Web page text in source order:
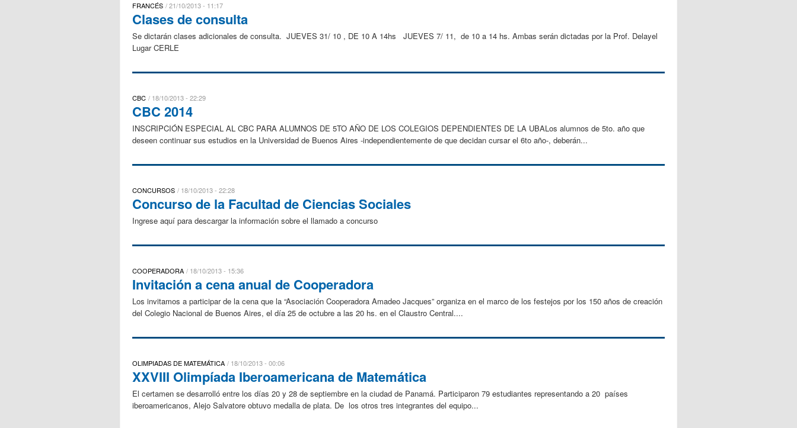
FRANCÉS 21/10/2013 - 11:17
Clases de consulta
Se dictarán clases adicionales de consulta. JUEVES 31/ 10 , DE 10 A 14hs JUEVES 7/ 11, de 10 a 14 hs. Ambas serán dictadas por la Prof. Delayel
Lugar CERLE
CBC 18/10/2013 - 22:29
CBC 2014
INSCRIPCIÓN ESPECIAL AL CBC PARA ALUMNOS DE 5TO AÑO DE LOS COLEGIOS DEPENDIENTES DE LA UBALos alumnos de 5to. año que
deseen continuar sus estudios en la Universidad de Buenos Aires -independientemente de que decidan cursar el 6to año-, deberán...
CONCURSOS 18/10/2013 - 22:28
Concurso de la Facultad de Ciencias Sociales
Ingrese aquí para descargar la información sobre el llamado a concurso
COOPERADORA 18/10/2013 - 15:36
Invitación a cena anual de Cooperadora
Los invitamos a participar de la cena que la “Asociación Cooperadora Amadeo Jacques” organiza en el marco de los festejos por los 150 años de creación
del Colegio Nacional de Buenos Aires, el día 25 de octubre a las 20 hs. en el Claustro Central....
OLIMPIADAS DE MATEMÁTICA 18/10/2013 - 00:06
XXVIII Olimpíada Iberoamericana de Matemática
El certamen se desarrolló entre los días 20 y 28 de septiembre en la ciudad de Panamá. Participaron 79 estudiantes representando a 20 países
iberoamericanos, Alejo Salvatore obtuvo medalla de plata. De los otros tres integrantes del equipo...